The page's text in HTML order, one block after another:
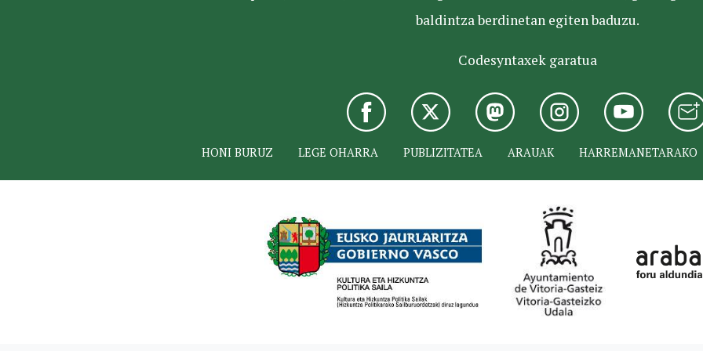
baldintza berdinetan egiten baduzu.
Codesyntaxek garatua
HONI BURUZ LEGE OHARRA PUBLIZITATEA ARAUAK HARREMANETARAKO